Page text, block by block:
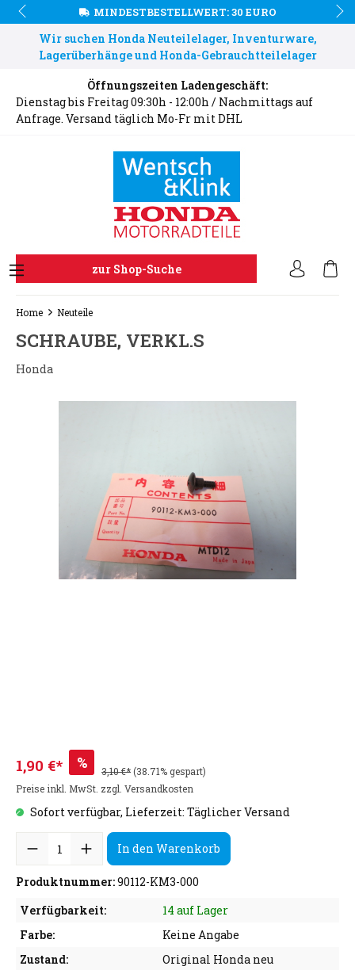
MINDESTBESTELLWERT: 30 EURO
Wir suchen Honda Neuteilelager, Inventurware,
Lagerüberhänge und Honda-Gebrauchtteilelager
Öffnungszeiten Ladengeschäft:
Dienstag bis Freitag 09:30h - 12:00h / Nachmittags auf
Anfrage. Versand täglich Mo-Fr mit DHL
zur Shop-Suche
Home Neuteile
SCHRAUBE, VERKL.S
Honda
1,90 €* % 3,10 €*(38.71% gespart)
Preise inkl. MwSt. zzgl. Versandkosten
Sofort verfügbar, Lieferzeit: Täglicher Versand
In den Warenkorb
Produktnummer:90112-KM3-000
Verfügbarkeit:
14 auf Lager
Farbe:
Keine Angabe
Zustand:
Original Honda neu